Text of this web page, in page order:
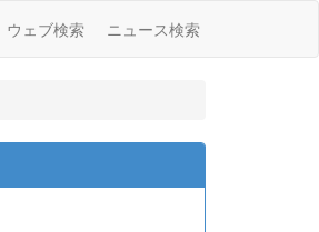
ウェブ検索 ニュース検索